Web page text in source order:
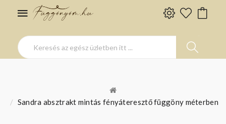
Sandra absztrakt mintás fényáteresztő függöny méterben